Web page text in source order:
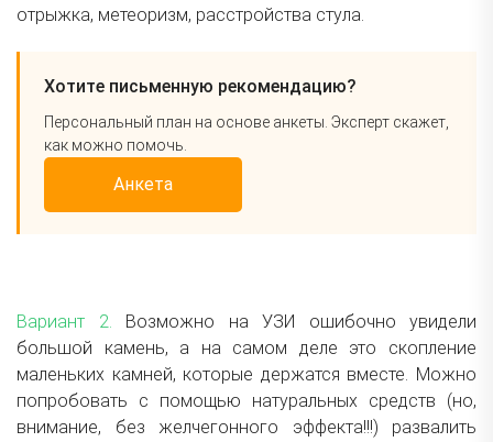
отрыжка, метеоризм, расстройства стула.
Хотите письменную рекомендацию?
Персональный план на основе анкеты. Эксперт скажет,
как можно помочь.
Анкета
Вариант 2. Возможно на УЗИ ошибочно увидели
большой камень, а на самом деле это скопление
маленьких камней, которые держатся вместе. Можно
попробовать с помощью натуральных средств (но,
внимание, без желчегонного эффекта!!!) развалить